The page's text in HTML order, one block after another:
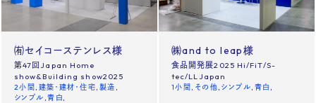
Instagram
株式会社タック PR
㈲セイコーステンレス様
第47回Japan Home
show&Building show2025
2小間 建築・建材・住宅 製造
シンプル 青白
㈱and to leap様
食品開発展2025 Hi/FiT/S-
tec/LLJapan
1小間 その他 シンプル 青白